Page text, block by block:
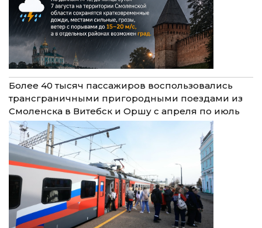
Более 40 тысяч пассажиров воспользовались
трансграничными пригородными поездами из
Смоленска в Витебск и Оршу с апреля по июль